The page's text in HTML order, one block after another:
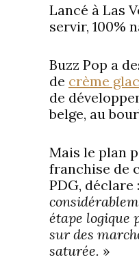
Lancé à Las
servir, 100%
Buzz Pop a
de crème
de
belge, au
Mais le plan
franchise de
PDG, déclare :
étape logique
sur des
saturée. »